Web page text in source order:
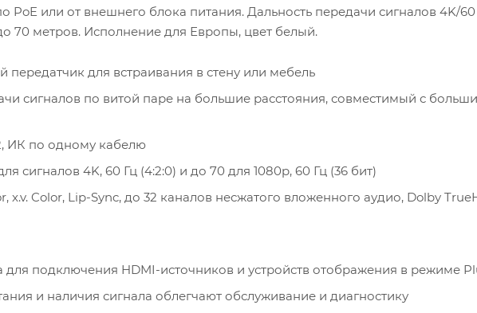
PoE или от внешнего блока питания. Дальность передачи сигналов 4K/60
70 метров. Исполнение для Европы, цвет белый.
для встраивания в стену или мебель
сигналов по витой паре на большие расстояния, совместимый с
ИК по одному кабелю
сигналов 4K, 60 Гц (4:2:0) и до 70 для 1080p, 60 Гц (36 бит)
x.v. Color, Lip-Sync, до 32 каналов несжатого вложенного аудио, Dolby
для подключения HDMI-источников и устройств отображения в режиме
и наличия сигнала облегчают обслуживание и диагностику